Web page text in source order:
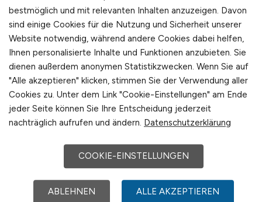
zusammen, die diese Verantwortung tragen
können – zuverlässig, erfahren, sofort
einsetzbar.
Ihre Personalsuche auf einem
spezialisierten Stellenmarkt
Verpackung ist in vielen Unternehmen ein
Engpass – besonders bei saisonalen
Auftragsspitzen oder komplexen
Versandanforderungen. LOGISTIKPLATZ.DE
bietet den passenden Kanal für eine
fokussierte, branchenspezifische
bestmöglich und mit relevanten Inhalten anzuzeigen. Davon
sind einige Cookies für die Nutzung und Sicherheit unserer
Website notwendig, während andere Cookies dabei helfen,
Ihnen personalisierte Inhalte und Funktionen anzubieten. Sie
dienen außerdem anonymen Statistikzwecken. Wenn Sie auf
"Alle akzeptieren" klicken, stimmen Sie der Verwendung aller
Cookies zu. Unter dem Link "Cookie-Einstellungen" am Ende
jeder Seite können Sie Ihre Entscheidung jederzeit
nachträglich aufrufen und ändern. Datenschutzerklärung
COOKIE-EINSTELLUNGEN
ABLEHNEN ALLE AKZEPTIEREN